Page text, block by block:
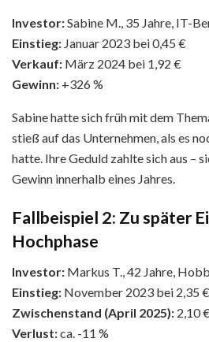
Investor:Sabine M., 35 Jahre, IT-
Einstieg: Januar 2023 bei 0,45 €
Verkauf: März 2024 bei 1,92 €
Gewinn: +326 %
Sabine hatte sich früh mit dem
stieß auf das Unternehmen, als es
hatte. Ihre Geduld zahlte sich aus –
Gewinn innerhalb eines Jahres.
Fallbeispiel 2: Zu später
Hochphase
Investor: Markus T., 42 Jahre,
Einstieg: November 2023 bei 2,35 €
Zwischenstand (April 2025): 2,10
Verlust:ca. -11 %